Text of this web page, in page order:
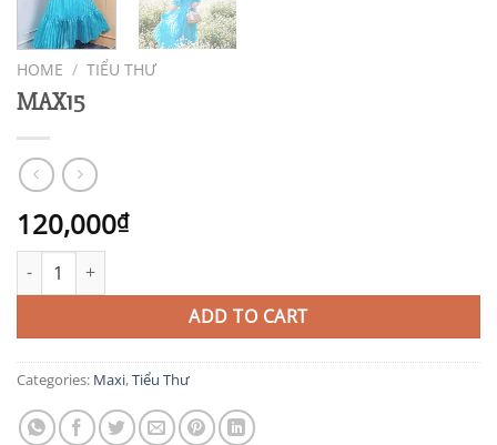
HOME / TIỂU THƯ
MAX15
120,000₫
MAX15 quantity
ADD TO CART
Categories: Maxi,Tiểu Thư